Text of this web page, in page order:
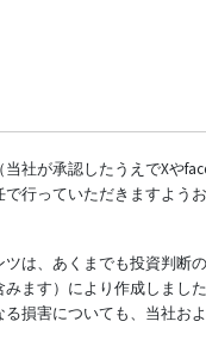
が承認したうえでXや
行っていただきますようお
は、あくまでも投資判
ます）により作成しま
損害についても、当社お